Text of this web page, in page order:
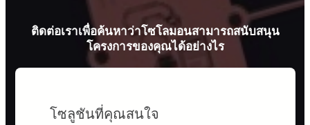
ติดต่อเราเพื่อค้นหาว่าโซโลมอนสามารถสนับสนุน
โครงการของคุณได้อย่างไร
โซลูชันที่คุณสนใจ